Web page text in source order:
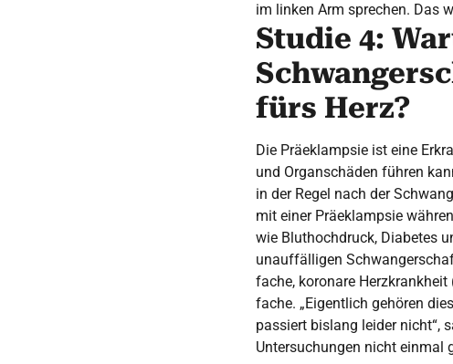
im linken Arm sprechen. Das
Studie 4:
fürs Herz?
Die Präeklampsie ist eine
und Organschäden führen
in der Regel nach der
mit einer Präeklampsie
wie Bluthochdruck, Diabetes
unauffälligen
fache, koronare
fache. „Eigentlich gehören
passiert bislang leider nicht“,
Untersuchungen nicht einmal